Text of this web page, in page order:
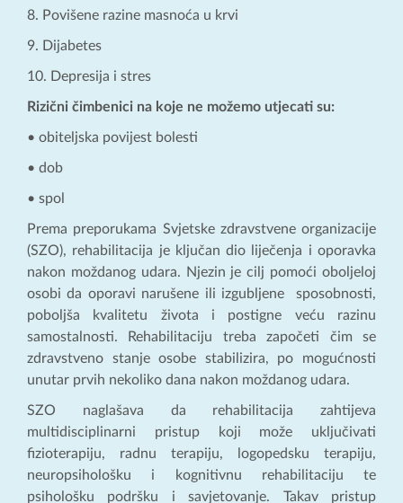
8. Povišene razine masnoća u krvi
9. Dijabetes
10. Depresija i stres
Rizični čimbenici na koje ne možemo utjecati su:
• obiteljska povijest bolesti
• dob
• spol
Prema preporukama Svjetske zdravstvene organizacije
(SZO), rehabilitacija je ključan dio liječenja i oporavka
nakon moždanog udara. Njezin je cilj pomoći oboljeloj
osobi da oporavi narušene ili izgubljene sposobnosti,
poboljša kvalitetu života i postigne veću razinu
samostalnosti. Rehabilitaciju treba započeti čim se
zdravstveno stanje osobe stabilizira, po mogućnosti
unutar prvih nekoliko dana nakon moždanog udara.
SZO naglašava da rehabilitacija zahtijeva
multidisciplinarni pristup koji može uključivati
fizioterapiju, radnu terapiju, logopedsku terapiju,
neuropsihološku i kognitivnu rehabilitaciju te
psihološku podršku i savjetovanje. Takav pristup